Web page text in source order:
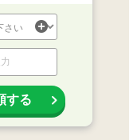
する